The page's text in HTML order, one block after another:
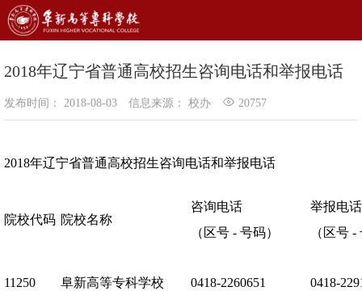
2018年辽宁省普通高校招生咨询电话和举报电话
发布时间： 2018-08-03 信息来源： 校办 20757
2018年辽宁省普通高校招生咨询电话和举报电话
院校代码 院校名称
咨询电话
（区号 - 号码）
举报电话
（区号
11250 阜新高等专科学校 0418-2260651 0418-